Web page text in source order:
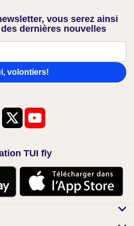
vous serez ainsi
dernières nouvelles
volontiers!
TUI fly